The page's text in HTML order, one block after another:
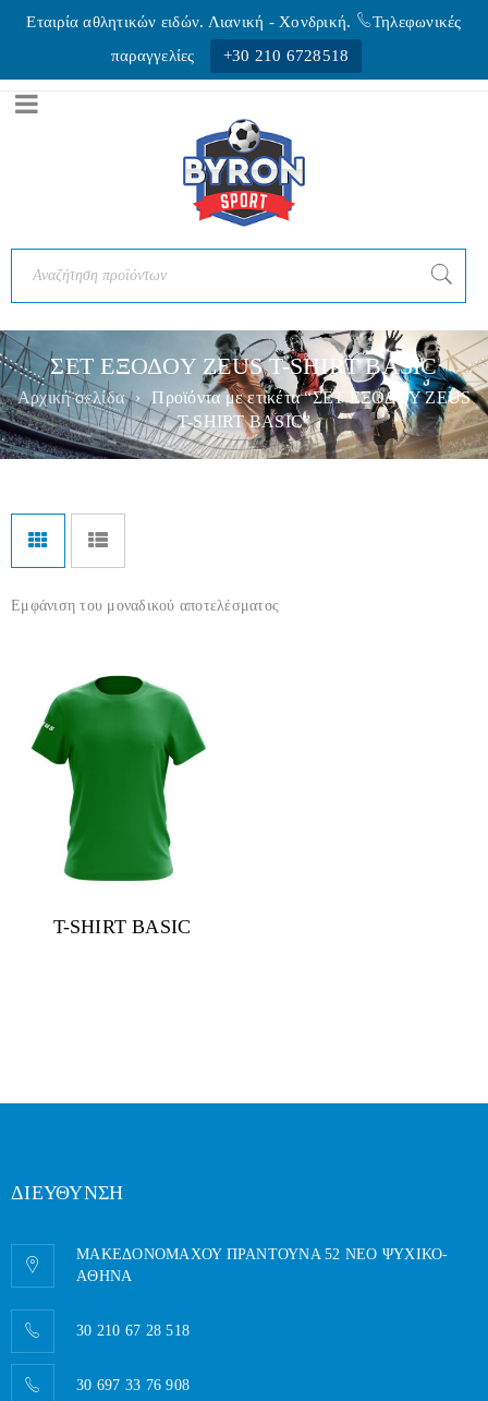
Εταιρία αθλητικών ειδών. Λιανική - Xονδρική.
Τηλεφωνικές
παραγγελίες
+30 210 6728518
ΣΕΤ ΕΞΟΔΟΥ ZEUS T-SHIRT BASIC
Αρχική σελίδα ›
Προϊόντα με ετικέτα “ΣΕΤ ΕΞΟΔΟΥ ZEUS
T-SHIRT BASIC”
Εμφάνιση του μοναδικού αποτελέσματος
T-SHIRT BASIC
ΔΙΕΥΘΥΝΣΗ
ΜΑΚΕΔΟΝΟΜΑΧΟΥ ΠΡΑΝΤΟΥΝΑ 52 ΝΕΟ ΨΥΧΙΚΟ-
AΘΗΝΑ
30 210 67 28 518
30 697 33 76 908